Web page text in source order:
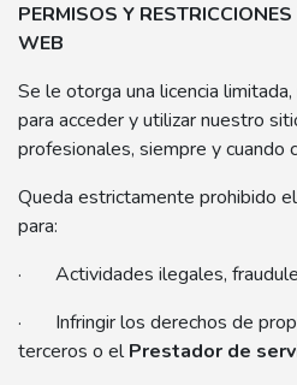
PERMISOS Y
WEB
Se le otorga una licencia
para acceder y utilizar nuestro
profesionales, siempre y cuando
Queda estrictamente prohibido
para:
· Actividades ilegales,
· Infringir los derechos de
terceros o elPrestador de